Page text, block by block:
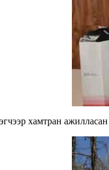
хамтран